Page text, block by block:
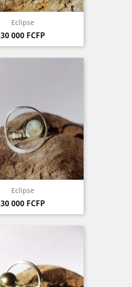
Eclipse
Prix
30 000 FCFP
Eclipse
Prix
30 000 FCFP